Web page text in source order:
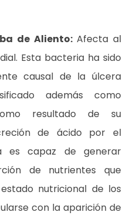
de Aliento:Afecta al
Esta bacteria ha sido
causal de la úlcera
además como
resultado de su
de ácido por el
es capaz de generar
de nutrientes que
nutricional de los
con la aparición de